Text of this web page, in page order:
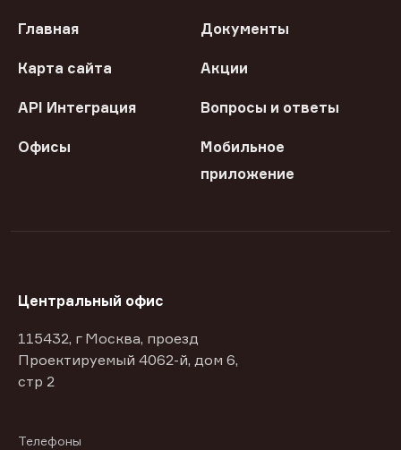
Главная Документы
Карта сайта Акции
API Интеграция Вопросы и ответы
Офисы
Мобильное
приложение
Центральный офис
115432, г Москва, проезд
Проектируемый 4062-й, дом 6,
стр 2
Телефоны